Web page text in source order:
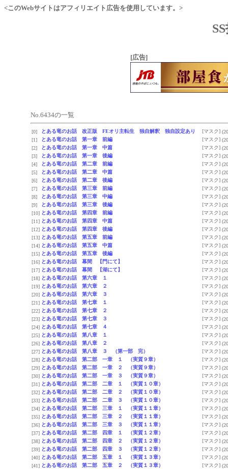
<このWebサイトはアフィリエイト広告を使用しています。>
[広告]
No.6434の一覧
[0] とある竜のお話 改正版 FEオリ主転生 独自解釈 独自設定あり [マスク]
[1]
とある竜のお話 第一章 前編 [マスク]
[2]
とある竜のお話 第一章 中篇 [マスク]
[3]
とある竜のお話 第一章 後編 [マスク]
[4]
とある竜のお話 第二章 前編 [マスク]
[5]
とある竜のお話 第二章 中篇 [マスク]
[6]
とある竜のお話 第二章 後編 [マスク]
[7]
とある竜のお話 第三章 前編 [マスク]
[8]
とある竜のお話 第三章 中編 [マスク]
[9]
とある竜のお話 第三章 後編 [マスク]
[10] とある竜のお話 第四章 前編 [マスク]
[11] とある竜のお話 第四章 中篇 [マスク]
[12] とある竜のお話 第四章 後編 [マスク]
[13] とある竜のお話 第五章 前編 [マスク]
[14] とある竜のお話 第五章 中篇 [マスク]
[15] とある竜のお話 第五章 後編 [マスク]
[16] とある竜のお話 幕間 【門にて】 [マスク]
[17] とある竜のお話 幕間 【湖にて】 [マスク]
[18] とある竜のお話 第六章 １ [マスク]
[19] とある竜のお話 第六章 ２ [マスク]
[20] とある竜のお話 第六章 ３ [マスク]
[21] とある竜のお話 第七章 １ [マスク]
[22] とある竜のお話 第七章 ２ [マスク]
[23] とある竜のお話 第七章 ３ [マスク]
[24] とある竜のお話 第七章 ４ [マスク]
[25] とある竜のお話 第八章 １ [マスク]
[26] とある竜のお話 第八章 ２ [マスク]
[27] とある竜のお話 第八章 ３ （第一部 完） [マスク]
[28] とある竜のお話 第二部 一章 １ （実質９章） [マスク]
[29] とある竜のお話 第二部 一章 ２ （実質９章） [マスク]
[30] とある竜のお話 第二部 一章 ３ （実質９章） [マスク]
[31] とある竜のお話 第二部 二章 １ （実質１０章） [マスク]
[32] とある竜のお話 第二部 二章 ２ （実質１０章） [マスク]
[33] とある竜のお話 第二部 二章 ３ （実質１０章） [マスク]
[34] とある竜のお話 第二部 三章 １ （実質１１章） [マスク]
[35] とある竜のお話 第二部 三章 ２ （実質１１章） [マスク]
[36] とある竜のお話 第二部 三章 ３ （実質１１章） [マスク]
[37] とある竜のお話 第二部 四章 １ （実質１２章） [マスク]
[38] とある竜のお話 第二部 四章 ２ （実質１２章） [マスク]
[39] とある竜のお話 第二部 四章 ３ （実質１２章） [マスク]
[40] とある竜のお話 第二部 五章 １ （実質１３章） [マスク]
[41] とある竜のお話 第二部 五章 ２ （実質１３章） [マスク]